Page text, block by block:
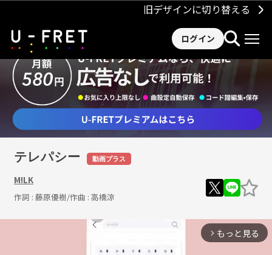
旧デザインに切り替える
ログイン
テレパシー 動画プラス
M!LK
作詞 : 藤原優樹/作曲 : 高橋涼
arrow_forward_ios もっと見る